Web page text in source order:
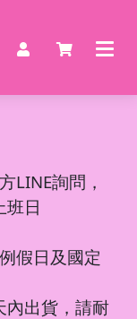
LINE詢問，
班日
假日及國定
內出貨，請耐